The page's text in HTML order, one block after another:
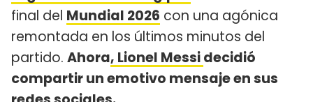
final del Mundial 2026 con una agónica
remontada en los últimos minutos del
partido. Ahora, Lionel Messidecidió
compartir un emotivo mensaje en sus